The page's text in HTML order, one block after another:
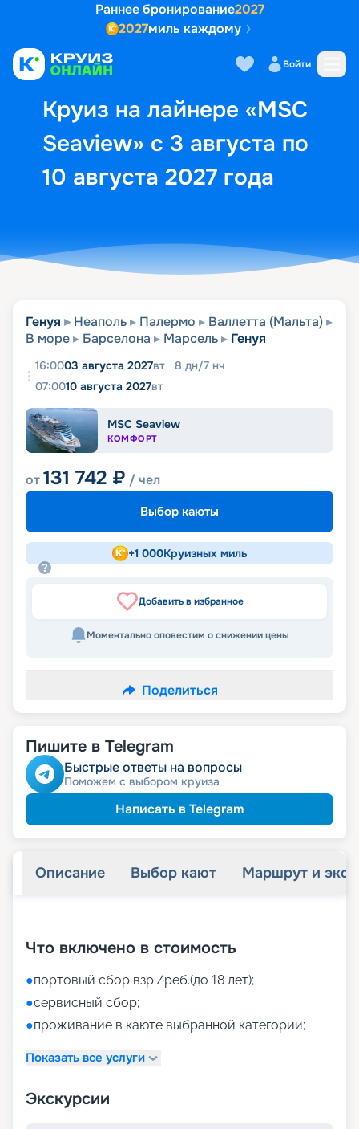
Раннее бронирование2027
2027миль каждому
Войти
Круиз на лайнере «MSC
Seaview» с 3 августа по
10 августа 2027 года
Выбор кают Маршрут и
Генуя Неаполь Палермо
Валлетта (Мальта)
В море
Барселона Марсель Генуя
16:0003 августа 2027вт 8 дн/7 нч
07:0010 августа 2027вт
MSC Seaview
КОМФОРТ
от131 742 ₽ / чел
Выбор каюты
+1 000Круизных миль
Добавить в избранное
Моментально оповестим о снижении цены
Поделиться
Пишите в Telegram
Быстрые ответы на вопросы
Поможем с выбором круиза
Написать в Telegram
Описание Выбор кают Маршрут и
Что включено в стоимость
●портовый сбор взр./реб.(до 18 лет);
●сервисный сбор;
●проживание в каюте выбранной категории;
Показать все услуги
Экскурсии